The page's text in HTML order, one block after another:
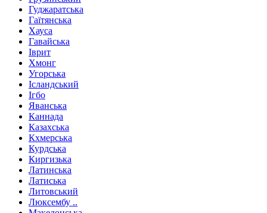
Гуджаратська
Гаїтянська
Хауса
Гавайська
Іврит
Хмонг
Угорська
Ісландський
Ігбо
Яванська
Каннада
Казахська
Кхмерська
Курдська
Киргизька
Латинська
Латиська
Литовський
Люксембу ..